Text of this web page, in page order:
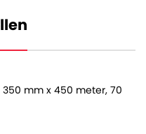
uit reeds
het papier naast mooi,
is dit
à 480 vellen. Er zitten
mm x 450 meter, 70